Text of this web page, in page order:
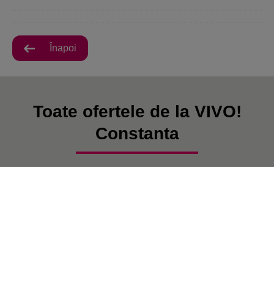
Înapoi
Toate ofertele de la VIVO!
Constanta